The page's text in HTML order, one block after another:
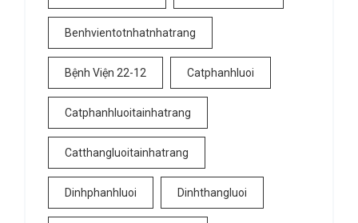
Benhvientotnhatnhatrang
Bệnh Viện 22-12 Catphanhluoi
Catphanhluoitainhatrang
Catthangluoitainhatrang
Dinhphanhluoi Dinhthangluoi